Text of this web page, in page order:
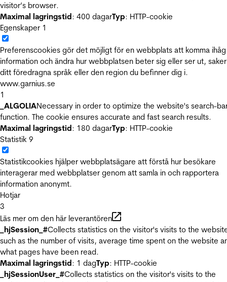
visitor’s browser.
Maximal lagringstid: 400 dagarTyp: HTTP-cookie
Egenskaper 1
Preferenscookies gör det möjligt för en webbplats att komma ihåg
information och ändra hur webbplatsen beter sig eller ser ut,
ditt föredragna språk eller den region du befinner dig i.
www.garnius.se
1
_ALGOLIANecessary in order to optimize the website's search-
function. The cookie ensures accurate and fast search results.
Maximal lagringstid: 180 dagarTyp: HTTP-cookie
Statistik 9
Statistikcookies hjälper webbplatsägare att förstå hur besökare
interagerar med webbplatser genom att samla in och rapportera
information anonymt.
Hotjar
3
Läs mer om den här leverantören
_hjSession_#Collects statistics on the visitor's visits to the
such as the number of visits, average time spent on the website
what pages have been read.
Maximal lagringstid: 1 dagTyp: HTTP-cookie
_hjSessionUser_#Collects statistics on the visitor's visits to the